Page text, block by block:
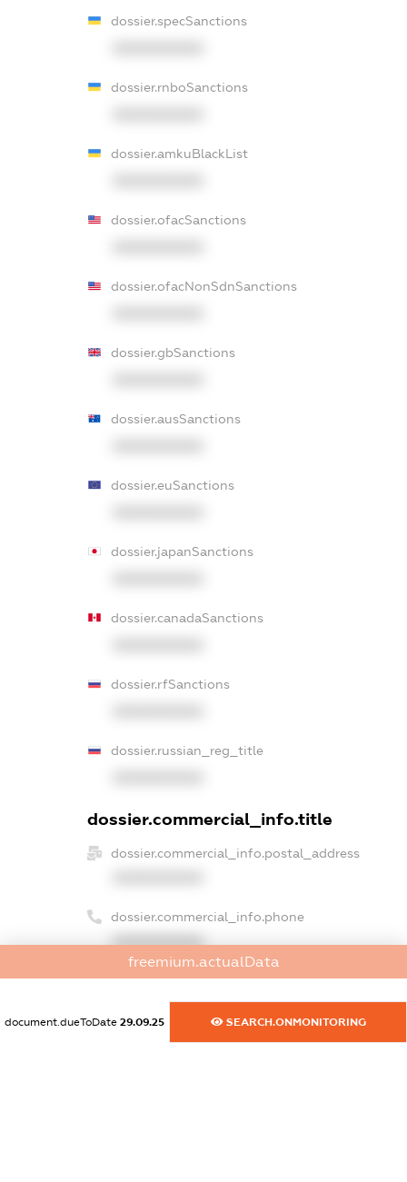
dossier.specSanctions
dossier.rnboSanctions
dossier.amkuBlackList
dossier.ofacSanctions
dossier.ofacNonSdnSanctions
dossier.gbSanctions
dossier.ausSanctions
dossier.euSanctions
dossier.japanSanctions
dossier.canadaSanctions
dossier.rfSanctions
dossier.russian_reg_title
dossier.commercial_info.title
dossier.commercial_info.postal_address
dossier.commercial_info.phone
XXXXXXXXXX
dossier.commercial_info.fax
XXXXXXXXXX
dossier.commercial_info.email
freemium.actualData
document.dueToDate 29.09.25 SEARCH.ONMONITORING